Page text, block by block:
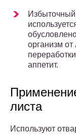
организм
аппетит.
листа
Используют